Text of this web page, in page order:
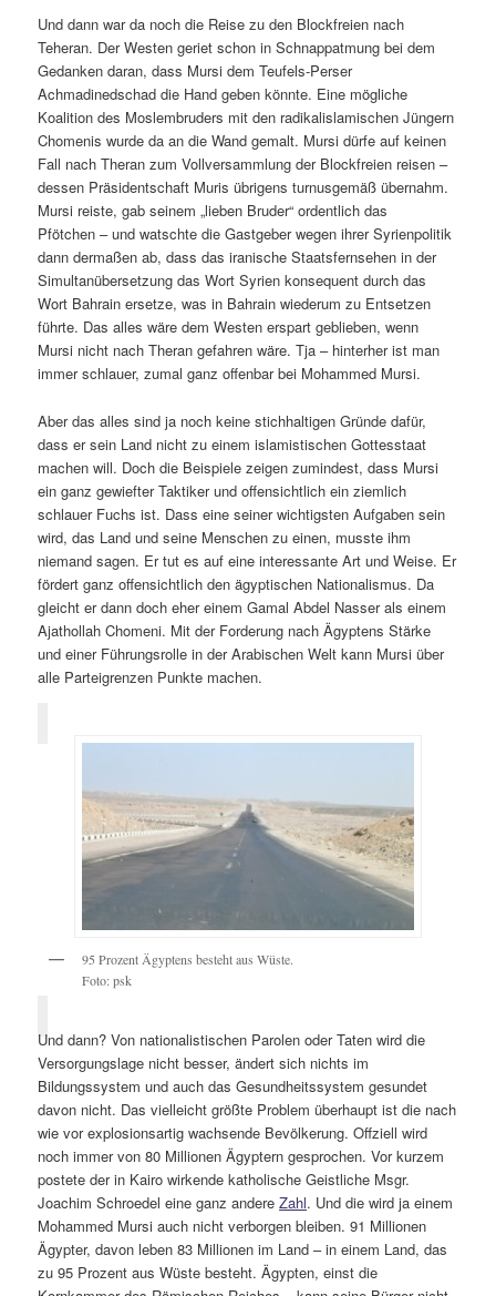
Und dann war da noch die Reise zu den Blockfreien nach
Teheran. Der Westen geriet schon in Schnappatmung bei dem
Gedanken daran, dass Mursi dem Teufels-Perser
Achmadinedschad die Hand geben könnte. Eine mögliche
Koalition des Moslembruders mit den radikalislamischen Jüngern
Chomenis wurde da an die Wand gemalt. Mursi dürfe auf keinen
Fall nach Theran zum Vollversammlung der Blockfreien reisen –
dessen Präsidentschaft Muris übrigens turnusgemäß übernahm.
Mursi reiste, gab seinem „lieben Bruder“ ordentlich das
Pfötchen – und watschte die Gastgeber wegen ihrer Syrienpolitik
dann dermaßen ab, dass das iranische Staatsfernsehen in der
Simultanübersetzung das Wort Syrien konsequent durch das
Wort Bahrain ersetze, was in Bahrain wiederum zu Entsetzen
führte. Das alles wäre dem Westen erspart geblieben, wenn
Mursi nicht nach Theran gefahren wäre. Tja – hinterher ist man
immer schlauer, zumal ganz offenbar bei Mohammed Mursi.
Aber das alles sind ja noch keine stichhaltigen Gründe dafür,
dass er sein Land nicht zu einem islamistischen Gottesstaat
machen will. Doch die Beispiele zeigen zumindest, dass Mursi
ein ganz gewiefter Taktiker und offensichtlich ein ziemlich
schlauer Fuchs ist. Dass eine seiner wichtigsten Aufgaben sein
wird, das Land und seine Menschen zu einen, musste ihm
niemand sagen. Er tut es auf eine interessante Art und Weise. Er
fördert ganz offensichtlich den ägyptischen Nationalismus. Da
gleicht er dann doch eher einem Gamal Abdel Nasser als einem
Ajathollah Chomeni. Mit der Forderung nach Ägyptens Stärke
und einer Führungsrolle in der Arabischen Welt kann Mursi über
alle Parteigrenzen Punkte machen.
95 Prozent Ägyptens besteht aus Wüste.
Foto: psk
Und dann? Von nationalistischen Parolen oder Taten wird die
Versorgungslage nicht besser, ändert sich nichts im
Bildungssystem und auch das Gesundheitssystem gesundet
davon nicht. Das vielleicht größte Problem überhaupt ist die nach
wie vor explosionsartig wachsende Bevölkerung. Offziell wird
noch immer von 80 Millionen Ägyptern gesprochen. Vor kurzem
postete der in Kairo wirkende katholische Geistliche Msgr.
Joachim Schroedel eine ganz andereZahl. Und die wird ja einem
Mohammed Mursi auch nicht verborgen bleiben. 91 Millionen
Ägypter, davon leben 83 Millionen im Land – in einem Land, das
zu 95 Prozent aus Wüste besteht. Ägypten, einst die